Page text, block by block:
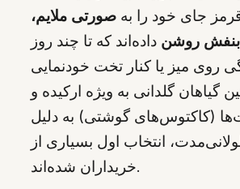
جای خود را به صورتی ملایم،
روشن داده‌اند که تا چند روز
روی میز یا کنار تخت خودنمایی
گیاهان گلدانی به ویژه ارکیده و
(کاکتوس‌های گوشتی) به دلیل
انتخاب اول بسیاری از
خریداران شده‌اند.